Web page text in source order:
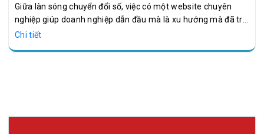
NGÀNH XÂY DỰNG
Giữa làn sóng chuyển đổi số, việc có một website chuyên
nghiệp giúp doanh nghiệp dẫn đầu mà là xu hướng mà đã trở
thành “chuẩn mực” bắt buộc đối với các doanh nghiệp trong
Chi tiết